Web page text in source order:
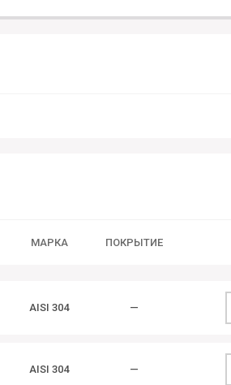
МАРКА ПОКРЫТИЕ
AISI 304 —
AISI 304 —